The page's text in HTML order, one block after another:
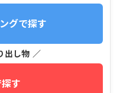
グで探す
出し物 ／
す